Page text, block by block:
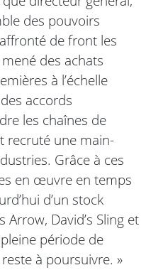
des pouvoirs
de front les
des achats
à l’échelle
accords
les chaînes de
recruté une main-
Grâce à ces
en œuvre en temps
d’un stock
David’s Sling et
période de
à poursuivre. »